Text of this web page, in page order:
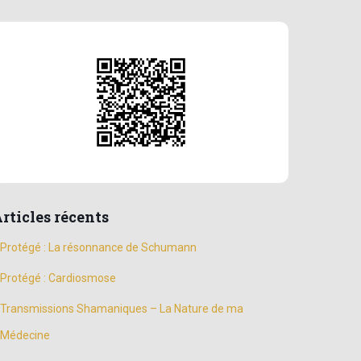
récents
Protégé : La résonnance de Schumann
Protégé : Cardiosmose
Transmissions Shamaniques – La Nature de ma
Médecine